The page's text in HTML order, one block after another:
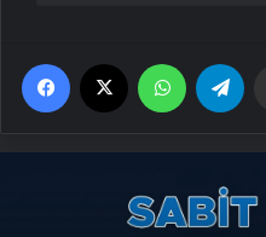
Facebook WhatsApp